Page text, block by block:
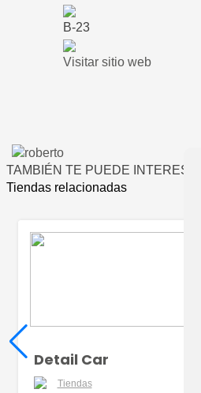
B-23
Visitar sitio web
TAMBIÉN TE PUEDE INTERESAR
Tiendas relacionadas
Detail Car
Tiendas